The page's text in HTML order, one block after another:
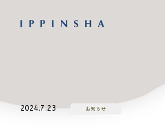
2024.7.23 お知らせ